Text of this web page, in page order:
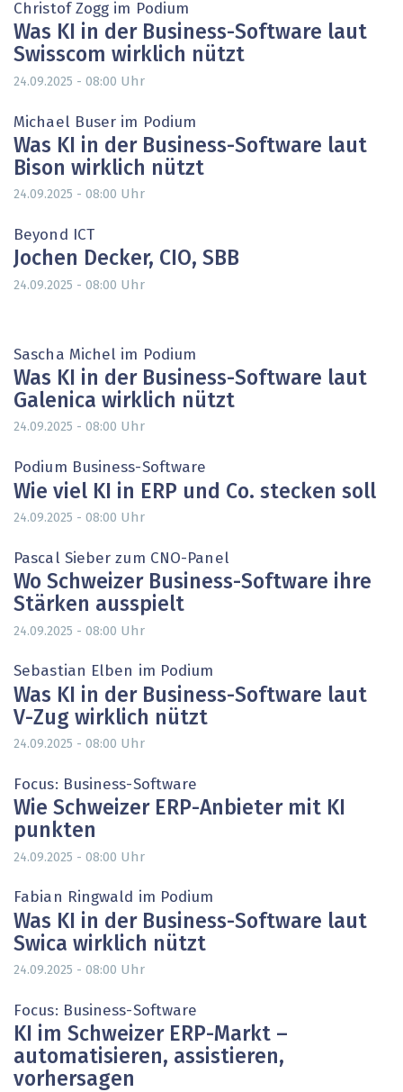
Christof Zogg im Podium
Was KI in der Business-Software laut
Swisscom wirklich nützt
24.09.2025 - 08:00 Uhr
Michael ­Buser im Podium
Was KI in der Business-Software laut
Bison wirklich nützt
24.09.2025 - 08:00 Uhr
Beyond ICT
Jochen Decker, CIO, SBB
24.09.2025 - 08:00 Uhr
Sascha ­Michel im Podium
Was KI in der Business-Software laut
Galenica wirklich nützt
24.09.2025 - 08:00 Uhr
Podium Business-Software
Wie viel KI in ERP und Co. stecken soll
24.09.2025 - 08:00 Uhr
Pascal Sieber zum CNO-Panel
Wo Schweizer Business-Software ihre
Stärken ausspielt
24.09.2025 - 08:00 Uhr
Sebastian Elben im Podium
Was KI in der Business-Software laut
V-Zug wirklich nützt
24.09.2025 - 08:00 Uhr
Focus: Business-Software
Wie Schweizer ERP-Anbieter mit KI
punkten
24.09.2025 - 08:00 Uhr
Fabian ­Ringwald im Podium
Was KI in der Business-Software laut
Swica wirklich nützt
24.09.2025 - 08:00 Uhr
Focus: Business-Software
KI im Schweizer ERP-Markt –
automatisieren, assistieren,
vorhersagen